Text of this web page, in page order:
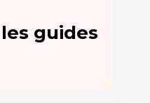
guides